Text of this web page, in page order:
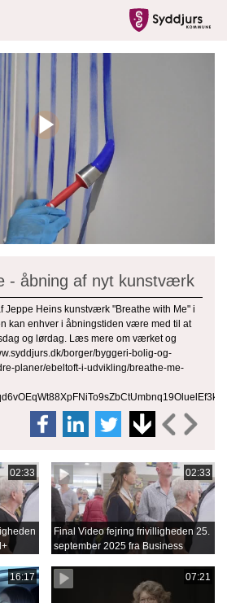
- åbning af nyt kunstværk
Jeppe Heins kunstværk "Breathe with Me" i
kan enhver i åbningstiden være med til at
og lørdag. Læs mere om værket og
borger/byggeri-bolig-og-
planer/ebeltoft-i-udvikling/breathe-me-
02:33 02:33
Final Video fejring frivilligheden 25.
september 2025 fra Business
16:17
07:21